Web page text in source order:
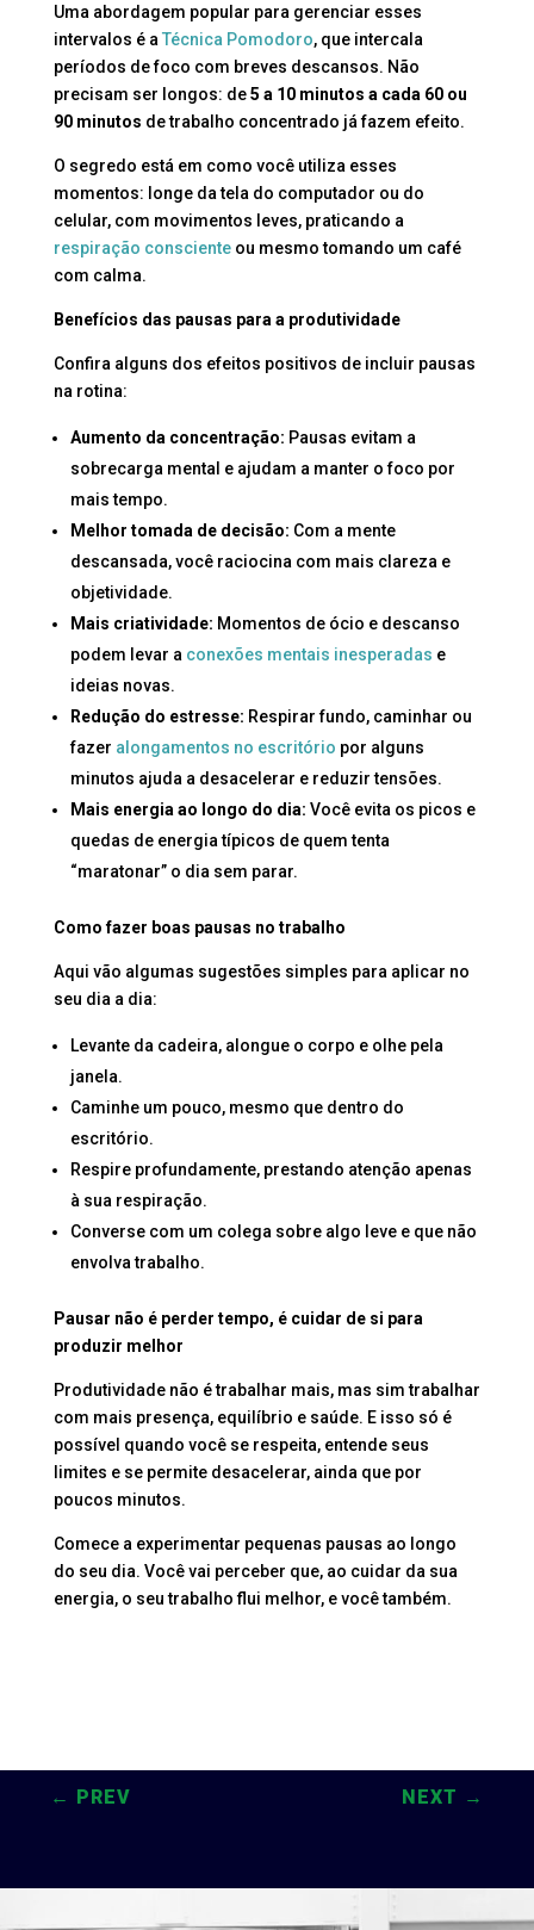
Uma abordagem popular para gerenciar esses
intervalos é a Técnica Pomodoro, que intercala
períodos de foco com breves descansos. Não
precisam ser longos: de5 a 10 minutos a cada 60 ou
90 minutos de trabalho concentrado já fazem efeito.
O segredo está em como você utiliza esses
momentos: longe da tela do computador ou do
celular, com movimentos leves, praticando a
respiração conscienteou mesmo tomando um café
com calma.
Benefícios das pausas para a produtividade
Confira alguns dos efeitos positivos de incluir pausas
na rotina:
Aumento da concentração: Pausas evitam a
sobrecarga mental e ajudam a manter o foco por
mais tempo.
Melhor tomada de decisão: Com a mente
descansada, você raciocina com mais clareza e
objetividade.
Mais criatividade: Momentos de ócio e descanso
podem levar a conexões mentais inesperadas e
ideias novas.
Redução do estresse: Respirar fundo, caminhar ou
fazer alongamentos no escritório por alguns
minutos ajuda a desacelerar e reduzir tensões.
Mais energia ao longo do dia: Você evita os picos e
quedas de energia típicos de quem tenta
“maratonar” o dia sem parar.
Como fazer boas pausas no trabalho
Aqui vão algumas sugestões simples para aplicar no
seu dia a dia:
Levante da cadeira, alongue o corpo e olhe pela
janela.
Caminhe um pouco, mesmo que dentro do
escritório.
Respire profundamente, prestando atenção apenas
à sua respiração.
Converse com um colega sobre algo leve e que não
envolva trabalho.
Pausar não é perder tempo, é cuidar de si para
produzir melhor
Produtividade não é trabalhar mais, mas sim trabalhar
com mais presença, equilíbrio e saúde. E isso só é
possível quando você se respeita, entende seus
limites e se permite desacelerar, ainda que por
poucos minutos.
Comece a experimentar pequenas pausas ao longo
do seu dia. Você vai perceber que, ao cuidar da sua
energia, o seu trabalho flui melhor, e você também.
← PREV NEXT →